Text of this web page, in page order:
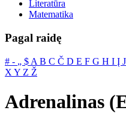
Literatūra
Matematika
Pagal raidę
# ‐ „ $ A B C Č D E F G H I Į J
X Y Z Ž
Adrenalinas